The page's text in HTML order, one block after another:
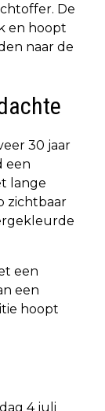
De
en hoopt
naar de
30 jaar
een
lange
zichtbaar
een
een
hoopt
4 juli